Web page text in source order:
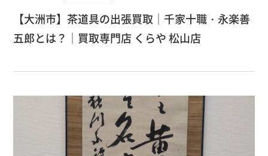
【大洲市】茶道具の出張買取｜千家十職・永楽善
五郎とは？｜買取専門店 くらや 松山店